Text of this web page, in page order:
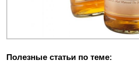
Полезные статьи по теме: